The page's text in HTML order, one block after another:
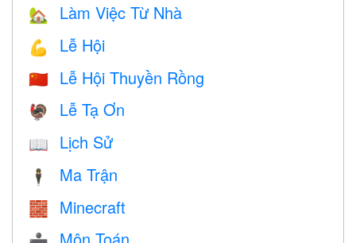
🏡 Làm Việc Từ Nhà
💪 Lễ Hội
🇨🇳 Lễ Hội Thuyền Rồng
🦃 Lễ Tạ Ơn
📖 Lịch Sử
🕴️ Ma Trận
🧱 Minecraft